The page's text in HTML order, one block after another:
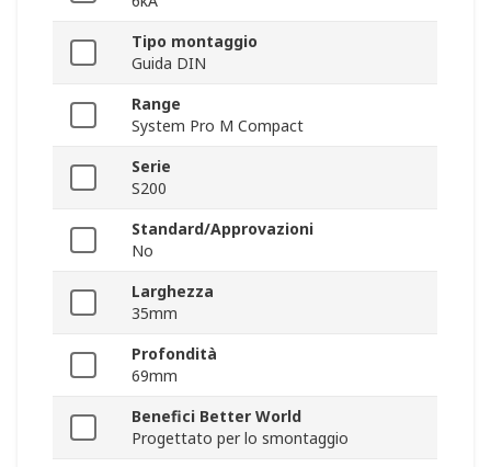
Tipo montaggio
Guida DIN
Range
System Pro M Compact
Serie
S200
Standard/Approvazioni
No
Larghezza
35mm
Profondità
69mm
Benefici Better World
Progettato per lo smontaggio